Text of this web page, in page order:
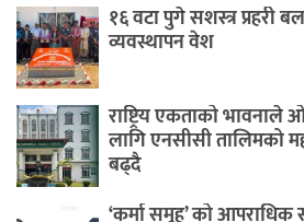
१६ वटा पुगे सशस्त्र प्रहरी
व्यवस्थापन वेश
राष्ट्रिय एकताको भावनाले
लागि एनसीसी तालिमको
बढ्दै